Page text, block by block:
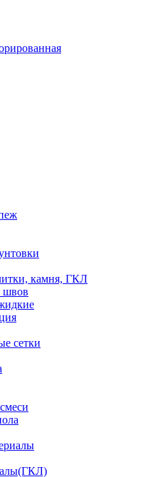
камня, ГКЛ
швов
сетки